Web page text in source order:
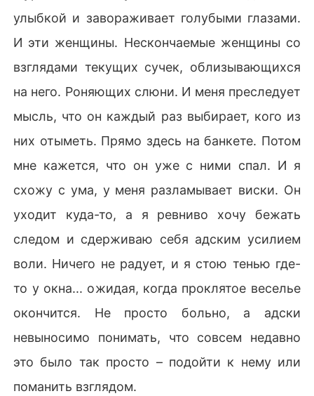
улыбкой и завораживает голубыми глазами.
И эти женщины. Нескончаемые женщины со
взглядами текущих сучек, облизывающихся
на него. Роняющих слюни. И меня преследует
мысль, что он каждый раз выбирает, кого из
них отыметь. Прямо здесь на банкете. Потом
мне кажется, что он уже с ними спал. И я
схожу с ума, у меня разламывает виски. Он
уходит куда-то, а я ревниво хочу бежать
следом и сдерживаю себя адским усилием
воли. Ничего не радует, и я стою тенью где-
то у окна... ожидая, когда проклятое веселье
окончится. Не просто больно, а адски
невыносимо понимать, что совсем недавно
это было так просто – подойти к нему или
поманить взглядом.